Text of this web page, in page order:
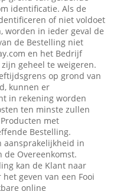
identificatie. Als de
of niet voldoet
worden in ieder geval de
de Bestelling niet
en het Bedrijf
geheel te weigeren.
op grond van
kunnen er
in rekening worden
ten minste zullen
met
Bestelling.
aansprakelijkheid in
Overeenkomst.
kan de Klant naar
geven van een Fooi
online